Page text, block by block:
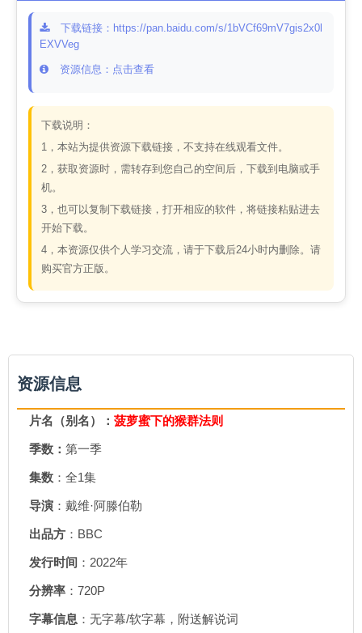
下载链接：https://pan.baidu.com/s/1bVCf69mV7gis2x0l
EXVVeg
资源信息：点击查看
下载说明：
1，本站为提供资源下载链接，不支持在线观看文件。
2，获取资源时，需转存到您自己的空间后，下载到电脑或手
机。
3，也可以复制下载链接，打开相应的软件，将链接粘贴进去
开始下载。
4，本资源仅供个人学习交流，请于下载后24小时内删除。请
购买官方正版。
资源信息
片名（别名）： 菠萝蜜下的猴群法则
季数： 第一季
集数 ：全1集
导演 ：戴维·阿滕伯勒
出品方 ：BBC
发行时间 ：2022年
分辨率 ：720P
字幕信息 ：无字幕/软字幕，附送解说词